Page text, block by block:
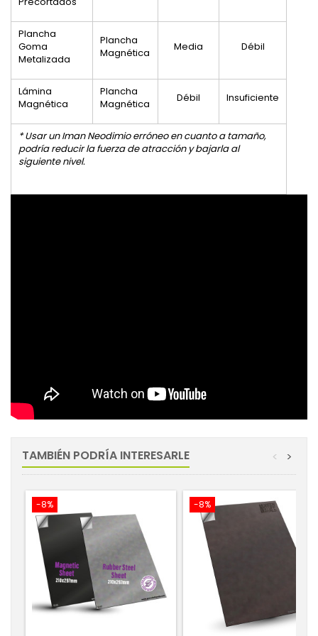
Plancha
Goma
Metalizada
Plancha
Magnética
Media Débil
Lámina
Magnética
Plancha
Magnética
Débil Insuficiente
* Usar un Iman Neodimio erróneo en cuanto a tamaño,
podría reducir la fuerza de atracción y bajarla al
siguiente nivel.
TAMBIÉN PODRÍA INTERESARLE >
<
-8% -8%